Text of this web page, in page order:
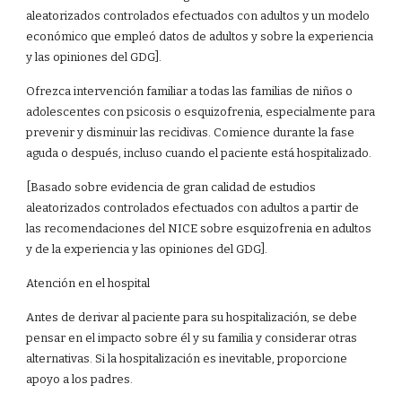
aleatorizados controlados efectuados con adultos y un modelo
económico que empleó datos de adultos y sobre la experiencia
y las opiniones del GDG].
Ofrezca intervención familiar a todas las familias de niños o
adolescentes con psicosis o esquizofrenia, especialmente para
prevenir y disminuir las recidivas. Comience durante la fase
aguda o después, incluso cuando el paciente está hospitalizado.
[Basado sobre evidencia de gran calidad de estudios
aleatorizados controlados efectuados con adultos a partir de
las recomendaciones del NICE sobre esquizofrenia en adultos
y de la experiencia y las opiniones del GDG].
Atención en el hospital
Antes de derivar al paciente para su hospitalización, se debe
pensar en el impacto sobre él y su familia y considerar otras
alternativas. Si la hospitalización es inevitable, proporcione
apoyo a los padres.